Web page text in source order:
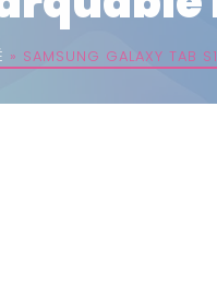
» SAMSUNG GALAXY TAB